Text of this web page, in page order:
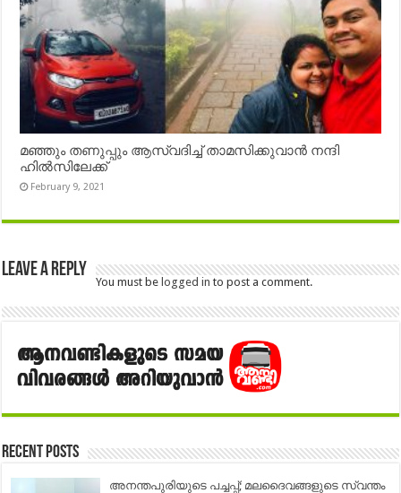
മഞ്ഞും തണുപ്പും ആസ്വദിച്ച് താമസിക്കുവാൻ നന്ദി
ഹിൽസിലേക്ക്
February 9, 2021
Leave a Reply
You must belogged in to post a comment.
Recent Posts
അനന്തപുരിയുടെ പച്ചപ്പ്; മലദൈവങ്ങളുടെ സ്വന്തം